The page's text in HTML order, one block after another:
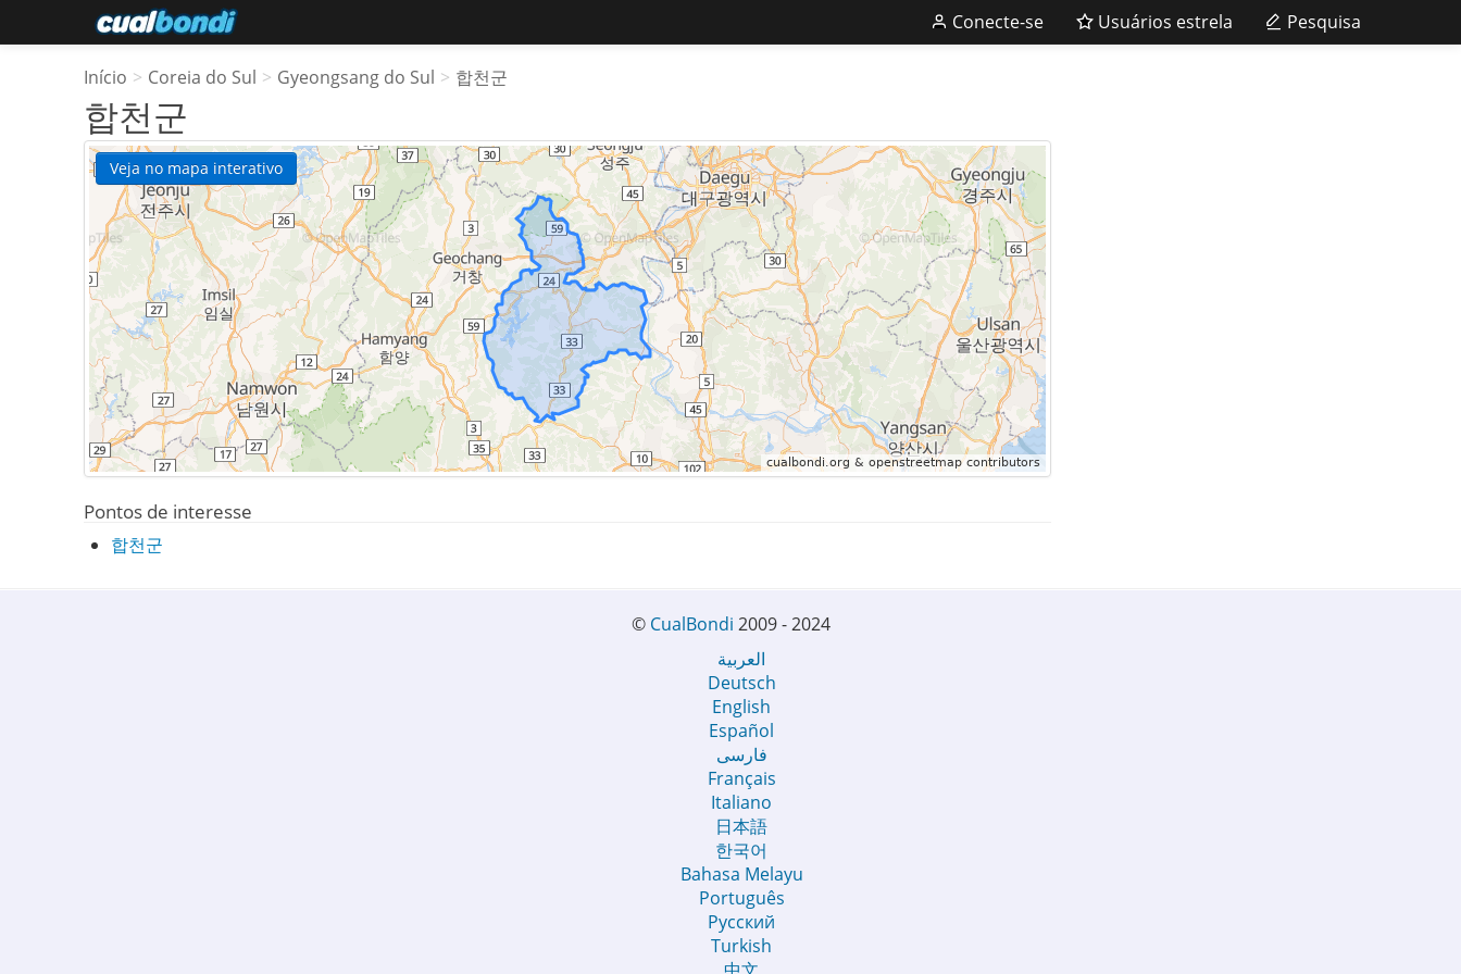
Conecte-se Usuários estrela Pesquisa
Início > Coreia do Sul > Gyeongsang do Sul > 합천군
합천군
Veja no mapa interativo
Pontos de interesse
합천군
© CualBondi 2009 - 2024
العربية
Deutsch
English
Español
فارسی
Français
Italiano
日本語
한국어
Bahasa Melayu
Português
Русский
Turkish